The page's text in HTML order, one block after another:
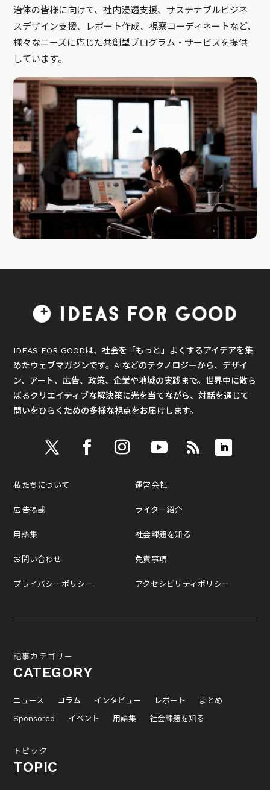
治体の皆様に向けて、社内浸透支援、サステナブルビジネ
スデザイン支援、レポート作成、視察コーディネートなど、
様々なニーズに応じた共創型プログラム・サービスを提供
しています。
IDEAS FOR GOODは、社会を「もっと」よくするアイデアを集
めたウェブマガジンです。AIなどのテクノロジーから、デザイ
ン、アート、広告、政策、企業や地域の実践まで。世界中に散ら
ばるクリエイティブな解決策に光を当てながら、対話を通じて
問いをひらくための多様な視点をお届けします。
私たちについて
広告掲載
用語集
お問い合わせ
プライバシーポリシー
運営会社
ライター紹介
社会課題を知る
免責事項
アクセシビリティポリシー
記事カテゴリー
CATEGORY
ニュース コラム インタビュー レポート
まとめ
Sponsored
イベント 用語集 社会課題を知る
トピック
TOPIC